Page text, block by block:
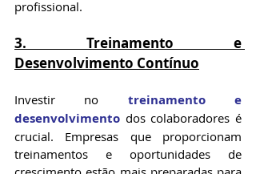
profissional.
3. Treinamento e
Desenvolvimento Contínuo
Investir no treinamento e
desenvolvimento dos colaboradores é
crucial. Empresas que proporcionam
treinamentos e oportunidades de